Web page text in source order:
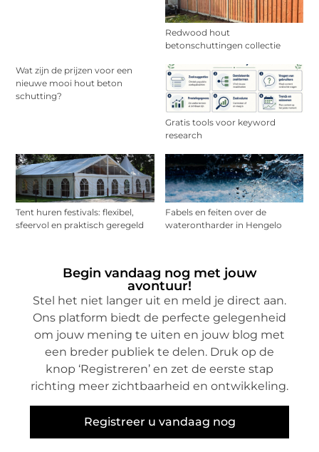
Redwood hout
betonschuttingen collectie
Wat zijn de prijzen voor een
nieuwe mooi hout beton
schutting?
Gratis tools voor keyword
research
Tent huren festivals: flexibel,
sfeervol en praktisch geregeld
Fabels en feiten over de
waterontharder in Hengelo
Begin vandaag nog met jouw
avontuur!
Stel het niet langer uit en meld je direct aan.
Ons platform biedt de perfecte gelegenheid
om jouw mening te uiten en jouw blog met
een breder publiek te delen. Druk op de
knop ‘Registreren’ en zet de eerste stap
richting meer zichtbaarheid en ontwikkeling.
Registreer u vandaag nog